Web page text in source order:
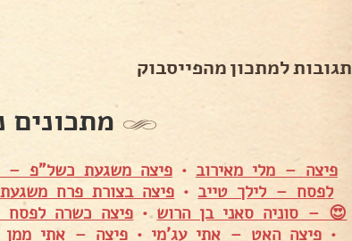
תגובות למתכון מהפייסבוק
מתכונים
פיצה – מלי מאירוב •פיצה משגעת כשל"פ –
לפסח – לילך טייב • פיצה בצורת פרח
😍 – סוניה סאני בן הרוש• פיצה כשרה
• פיצה האט – אתי עג'מי • פיצה – אתי ממן